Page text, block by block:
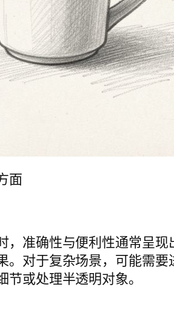
面
，准确性与便利性通常呈
。对于复杂场景，可能需
或处理半透明对象。